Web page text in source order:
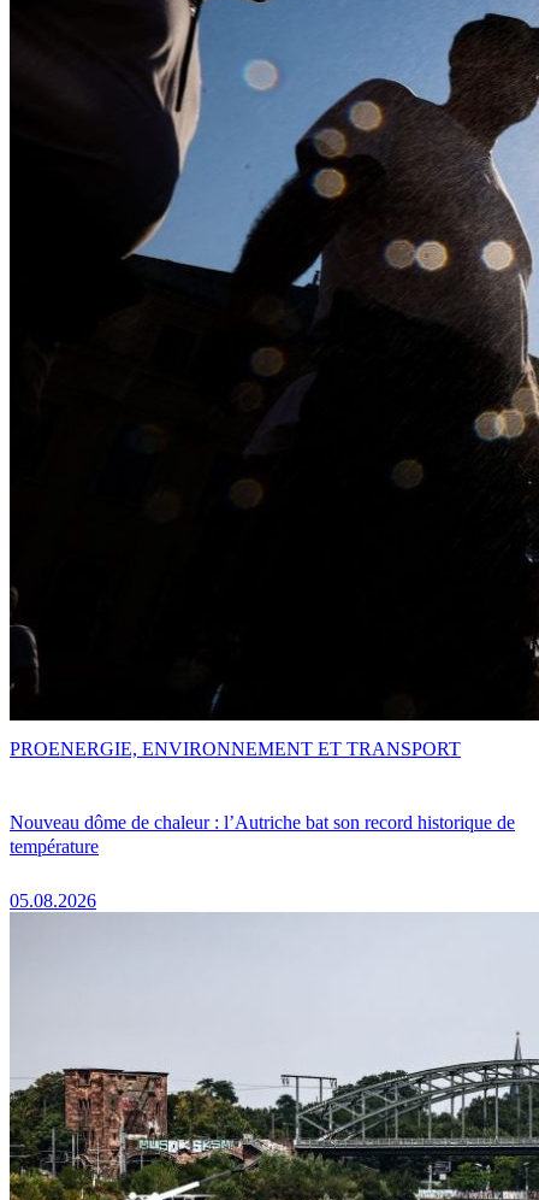
Nouveau dôme de chaleur : l’Autriche bat son record historique de
température
05.08.2026
PROENERGIE, ENVIRONNEMENT ET TRANSPORT